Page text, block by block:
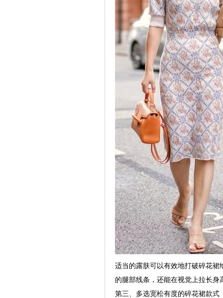
适当的露肤可以有效地打破碎花
的腿部线条，还能在视觉上拉长
第三、多选宽松有度的碎花裙款式